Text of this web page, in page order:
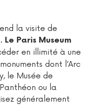
la visite de
Le Paris Museum
en illimité à une
dont l’Arc
le Musée de
ou la
généralement